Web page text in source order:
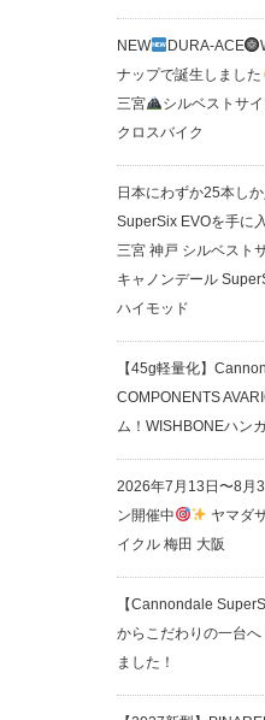
NEW DURA-ACE
ナップで誕生しました
三宮
シルベストサ
クロスバイク
日本にわずか25本し
SuperSix EVOを手に
三宮 神戸 シルベスト
キャノンデール
ハイモッド
【45g軽量化】
COMPONENTS
ム！WISHBONEハン
2026年7月13日〜8月
ン開催中
ヤマダ
イクル 梅田 大阪
【Cannondale
からこだわりの一台
ました！